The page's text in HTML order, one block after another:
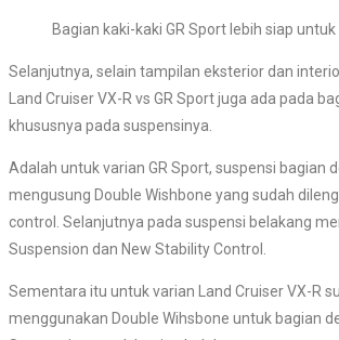
Bagian kaki-kaki GR Sport lebih siap
Selanjutnya, selain tampilan eksterior dan
Land Cruiser VX-R vs GR Sport juga ada pada
khususnya pada suspensinya.
Adalah untuk varian GR Sport, suspensi bagian
mengusung Double Wishbone yang sudah
control. Selanjutnya pada suspensi belakang
Suspension dan New Stability Control.
Sementara itu untuk varian Land Cruiser VX-R
menggunakan Double Wihsbone untuk bagian